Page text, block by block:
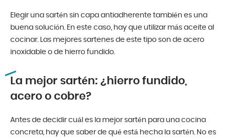
Elegir una sartén sin capa antiadherente también es una
buena solución. En este caso, hay que utilizar más aceite al
cocinar. Las mejores sartenes de este tipo son de acero
inoxidable o de hierro fundido.
La mejor sartén: ¿hierro fundido,
acero o cobre?
Antes de decidir cuál es la mejor sartén para una cocina
concreta, hay que saber de qué está hecha la sartén. No es